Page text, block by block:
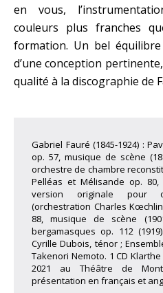
en vous,
couleurs plus franches
formation. Un bel
d’une conception
qualité à la discographie de
Gabriel Fauré (1845-1924) :
op. 57, musique de scène
orchestre de chambre
Pelléas et Mélisande op. 80,
version originale pour
(orchestration Charles
88, musique de scène
bergamasques op. 112
Cyrille Dubois, ténor ;
Takenori Nemoto. 1 CD
2021 au Théâtre de
présentation en français et